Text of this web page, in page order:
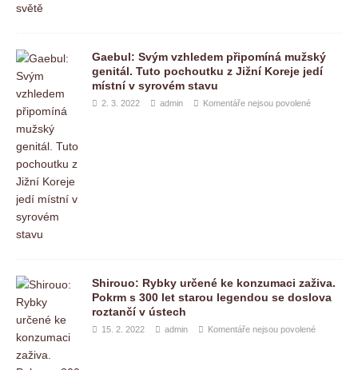
Gaebul: Svým vzhledem připomíná mužský
genitál. Tuto pochoutku z Jižní Koreje jedí
místní v syrovém stavu
2. 3. 2022 admin Komentáře nejsou povolené
Shirouo: Rybky určené ke konzumaci zaživa.
Pokrm s 300 let starou legendou se doslova
roztančí v ústech
15. 2. 2022 admin Komentáře nejsou povolené